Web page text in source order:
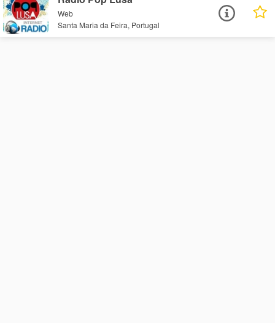
Web
Santa Maria da Feira, Portugal